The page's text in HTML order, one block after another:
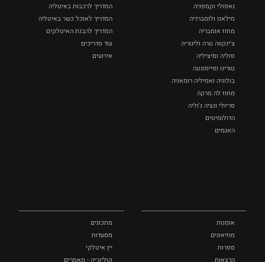
נאפולי‏ וקמפניה
מילאנו ולומברדיה
מחוז אומבריה
צ'ינקווה טרה וליגוריה
פוליה וסיציליה ‏
טורינו ופיימונטה
בולוניה ואמיליה רומאניה
מחוז לה מרקה
פריולי ונציה ג'וליה
הדולומיטים
האגמים
המדריך לרכבות באיטליה
המדריך לאוכל כשר באיטליה
המדריך להבנת האיטלקים
עוד מדריכים
אירועים
אומנות
מוזיאונים
ספרות
הרצאות
מתכונים
מסעדות
יין איטלקי
קולינריה - מאמרים